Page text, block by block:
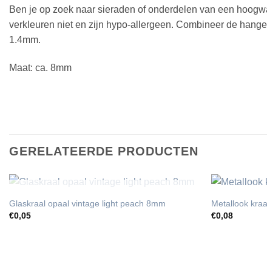
Ben je op zoek naar sieraden of onderdelen van een
verkleuren niet en zijn hypo-allergeen. Combineer de
1.4mm.
Maat: ca. 8mm
GERELATEERDE PRODUCTEN
UITVERKOCHT
Glaskraal opaal vintage light peach 8mm
€0,05
Metallook
€0,08